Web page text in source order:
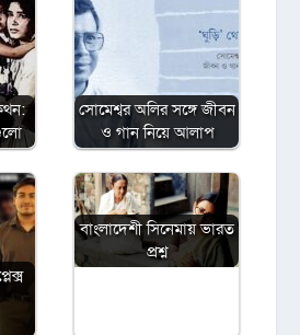
সোমেশ্বর অলির সঙ্গে জীবন
ও গান নিয়ে আলাপ
বাংলাদেশী সিনেমায় ভারত
প্রশ্ন